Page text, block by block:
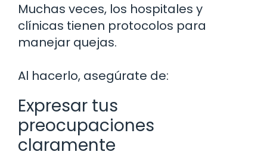
Muchas veces, los hospitales y
clínicas tienen protocolos para
manejar quejas.
Al hacerlo, asegúrate de:
Expresar tus
preocupaciones
claramente